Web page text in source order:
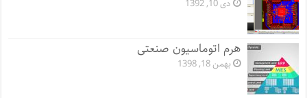
دی 10, 1392
هرم اتوماسیون صنعتی
بهمن 18, 1398